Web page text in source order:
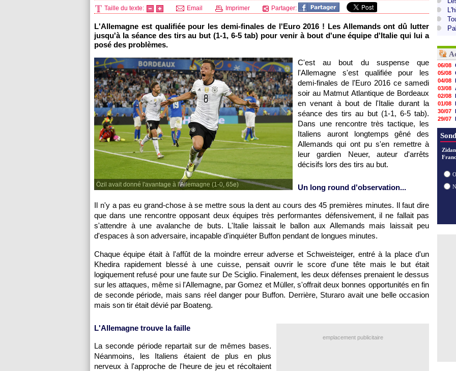
Taille du texte: Email Imprimer Partager:
L'Allemagne est qualifiée pour les demi-finales de l'Euro 2016 ! Les Allemands ont dû lutter
jusqu'à la séance des tirs au but (1-1, 6-5 tab) pour venir à bout d'une équipe d'Italie qui lui a
posé des problèmes.
Özil avait donné l'avantage à l'Allemagne (1-0, 65e)
C'est au bout du suspense que
l'Allemagne s'est qualifiée pour les
demi-finales de l'Euro 2016 ce samedi
soir au Matmut Atlantique de Bordeaux
en venant à bout de l'Italie durant la
séance des tirs au but (1-1, 6-5 tab).
Dans une rencontre très tactique, les
Italiens auront longtemps gêné des
Allemands qui ont pu s'en remettre à
leur gardien Neuer, auteur d'arrêts
décisifs lors des tirs au but.
Un long round d'observation...
Il n'y a pas eu grand-chose à se mettre sous la dent au cours des 45 premières minutes. Il faut dire
que dans une rencontre opposant deux équipes très performantes défensivement, il ne fallait pas
s'attendre à une avalanche de buts. L'Italie laissait le ballon aux Allemands mais laissait peu
d'espaces à son adversaire, incapable d'inquiéter Buffon pendant de longues minutes.
Chaque équipe était à l'affût de la moindre erreur adverse et Schweisteiger, entré à la place d'un
Khedira rapidement blessé à une cuisse, pensait ouvrir le score d'une tête mais le but était
logiquement refusé pour une faute sur De Sciglio. Finalement, les deux défenses prenaient le dessus
sur les attaques, même si l'Allemagne, par Gomez et Müller, s'offrait deux bonnes opportunités en fin
de seconde période, mais sans réel danger pour Buffon. Derrière, Sturaro avait une belle occasion
mais son tir était dévié par Boateng.
emplacement publicitaire
L'Allemagne trouve la faille
La seconde période repartait sur de mêmes bases.
Néanmoins, les Italiens étaient de plus en plus
nerveux à l'approche de l'heure de jeu et récoltaient
06/08
05/08
04/08
03/08
02/08
01/08
30/07
29/07
29/07
29/07
28/07
28/07
28/07